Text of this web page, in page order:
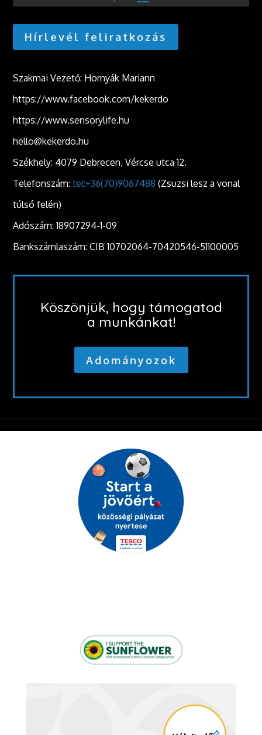
Hírlevél feliratkozás
Szakmai Vezető: Hornyák Mariann
https://www.facebook.com/kekerdo
https://www.sensorylife.hu
hello@kekerdo.hu
Székhely: 4079 Debrecen, Vércse utca 12.
Telefonszám:tel:+36(70)9067488 (Zsuzsi lesz a vonal
túlsó felén)
Adószám: 18907294-1-09
Bankszámlaszám: CIB 10702064-70420546-51100005
Köszönjük, hogy támogatod
a munkánkat!
Adományozok